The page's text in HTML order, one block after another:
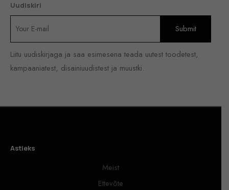
Uudiskiri
Liitu uudiskirjaga ja saa esimesena teada uutest toodetest,
kampaaniatest, disainiuudistest ja muustki.
Astieks
Meist
Ettevõte